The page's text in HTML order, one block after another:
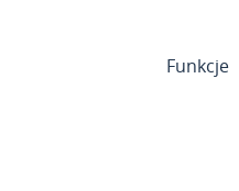
Funkcje